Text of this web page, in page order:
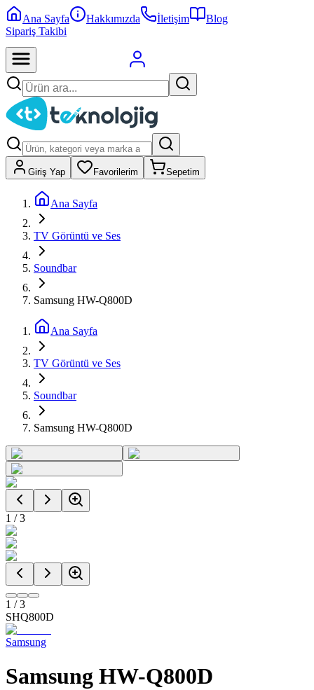
Ana Sayfa Hakkımızda İletişim
Blog
Sipariş Takibi
Giriş Yap Favorilerim Sepetim
Ana Sayfa
TV Görüntü ve Ses
Soundbar
Samsung HW-Q800D
Ana Sayfa
TV Görüntü ve Ses
Soundbar
Samsung HW-Q800D
1 /3
1 /3
SHQ800D
Samsung
Samsung HW-Q800D